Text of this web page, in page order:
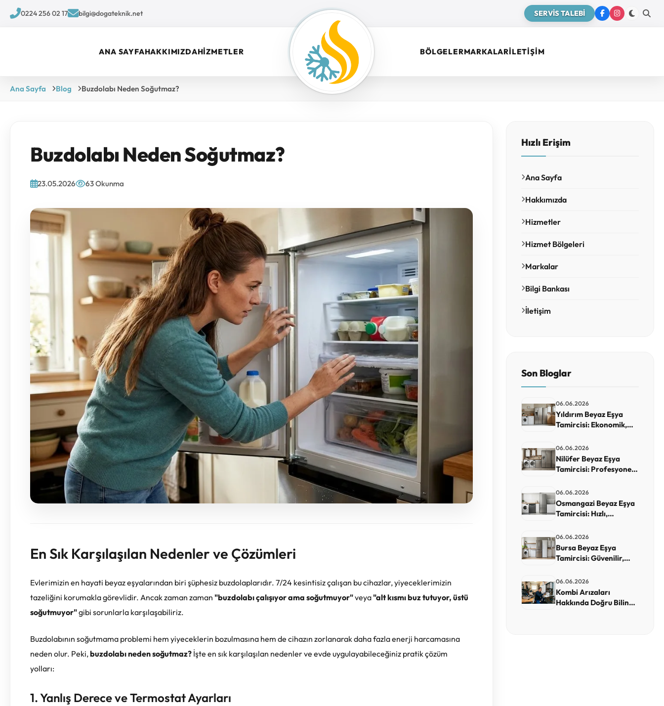
0224 256 02 17 bilgi@dogateknik.net SERVİS TALEBİ
ANA SAYFAHAKKIMIZDAHİZMETLER BÖLGELERMARKALARİLETİŞİM
Ana Sayfa Blog Buzdolabı Neden Soğutmaz?
Buzdolabı Neden Soğutmaz?
23.05.2026 63 Okunma
En Sık Karşılaşılan Nedenler ve Çözümleri
Evlerimizin en hayati beyaz eşyalarından biri şüphesiz buzdolaplarıdır. 7/24 kesintisiz çalışan bu cihazlar, yiyeceklerimizin
tazeliğini korumakla görevlidir. Ancak zaman zaman "buzdolabı çalışıyor ama soğutmuyor"veya "alt kısmı buz tutuyor, üstü
soğutmuyor"gibi sorunlarla karşılaşabiliriz.
Buzdolabının soğutmama problemi hem yiyeceklerin bozulmasına hem de cihazın zorlanarak daha fazla enerji harcamasına
neden olur. Peki,buzdolabı neden soğutmaz? İşte en sık karşılaşılan nedenler ve evde uygulayabileceğiniz pratik çözüm
yolları:
1. Yanlış Derece ve Termostat Ayarları
Hızlı Erişim
Ana Sayfa
Hakkımızda
Hizmetler
Hizmet Bölgeleri
Markalar
Bilgi Bankası
İletişim
Son Bloglar
06.06.2026
Yıldırım Beyaz Eşya
Tamircisi: Ekonomik,
Servis
06.06.2026
Nilüfer Beyaz Eşya
Tamircisi: Profesyonel,
Servis
06.06.2026
Osmangazi Beyaz Eşya
Tamircisi: Hızlı,
Teknik Servis
06.06.2026
Bursa Beyaz Eşya
Tamircisi: Güvenilir,
Seçim Rehberi
06.06.2026
Kombi Arızaları
Hakkında Doğru Bilinen